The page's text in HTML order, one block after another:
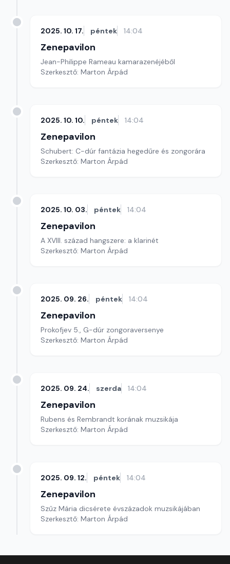
2025. 10. 17. péntek 14:04
Zenepavilon
Jean-Philippe Rameau kamarazenéjéből
Szerkesztő: Marton Árpád
2025. 10. 10. péntek 14:04
Zenepavilon
Schubert: C-dúr fantázia hegedűre és zongorára
Szerkesztő: Marton Árpád
2025. 10. 03. péntek 14:04
Zenepavilon
A XVIII. század hangszere: a klarinét
Szerkesztő: Marton Árpád
2025. 09. 26. péntek 14:04
Zenepavilon
Prokofjev 5., G-dúr zongoraversenye
Szerkesztő: Marton Árpád
2025. 09. 24. szerda 14:04
Zenepavilon
Rubens és Rembrandt korának muzsikája
Szerkesztő: Marton Árpád
2025. 09. 12. péntek 14:04
Zenepavilon
Szűz Mária dicsérete évszázadok muzsikájában
Szerkesztő: Marton Árpád